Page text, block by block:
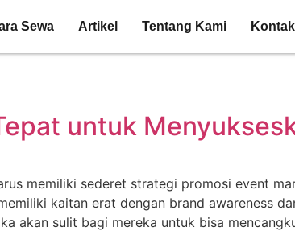
Sewa Artikel Tentang Kami Kontak
untuk
memiliki sederet strategi promosi event
kaitan erat dengan brand awareness
akan sulit bagi mereka untuk bisa